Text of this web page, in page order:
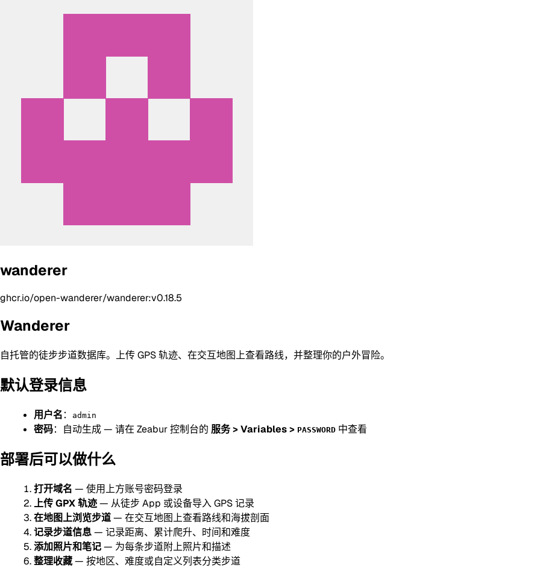
wanderer
ghcr.io/open-wanderer/wanderer:v0.18.5
Wanderer
自托管的徒步步道数据库。上传 GPS 轨迹、在交互地图上查看路线，并整理你的户外冒险。
默认登录信息
用户名： admin
密码：自动生成 — 请在 Zeabur 控制台的 服务 > Variables > PASSWORD 中查看
部署后可以做什么
打开域名 — 使用上方账号密码登录
上传 GPX 轨迹— 从徒步 App 或设备导入 GPS 记录
在地图上浏览步道— 在交互地图上查看路线和海拔剖面
记录步道信息— 记录距离、累计爬升、时间和难度
添加照片和笔记— 为每条步道附上照片和描述
整理收藏— 按地区、难度或自定义列表分类步道